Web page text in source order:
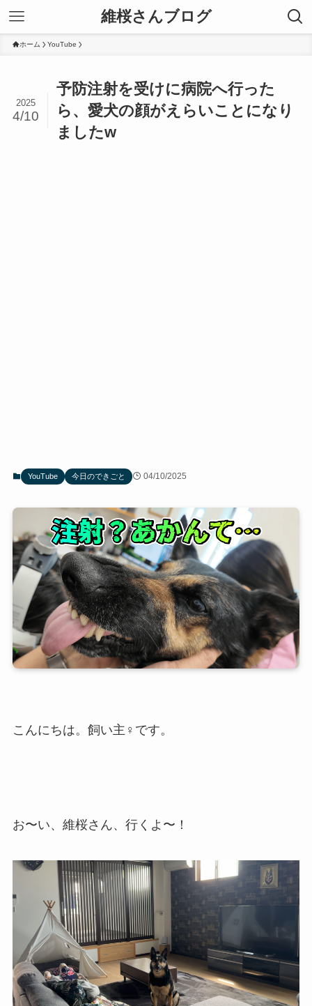
維桜さんブログ
ホーム YouTube
予防注射を受けに病院へ行った
ら、愛犬の顔がえらいことになり
ましたw
2025
4/10
YouTube 今日のできごと 04/10/2025
こんにちは。飼い主♀です。
お〜い、維桜さん、行くよ〜！